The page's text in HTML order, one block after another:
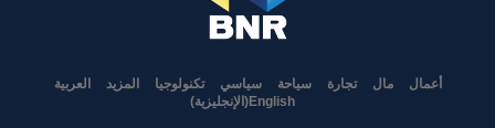
أعمال مال تجارة سياحة سياسي تكنولوجيا المزيد
العربية
English
( الإنجليزية)